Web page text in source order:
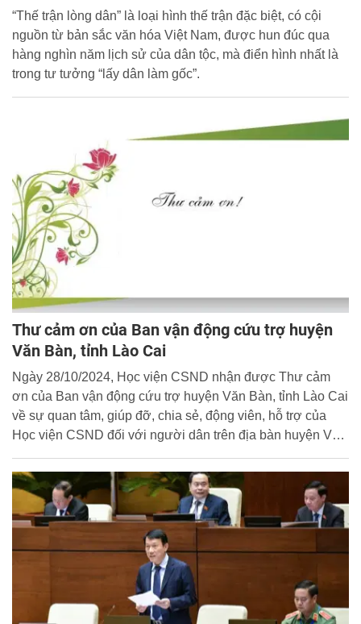
“Thế trận lòng dân” là loại hình thế trận đặc biệt, có cội
nguồn từ bản sắc văn hóa Việt Nam, được hun đúc qua
hàng nghìn năm lịch sử của dân tộc, mà điển hình nhất là
trong tư tưởng “lấy dân làm gốc”.
Thư cảm ơn của Ban vận động cứu trợ huyện
Văn Bàn, tỉnh Lào Cai
Ngày 28/10/2024, Học viện CSND nhận được Thư cảm
ơn của Ban vận động cứu trợ huyện Văn Bàn, tỉnh Lào Cai
về sự quan tâm, giúp đỡ, chia sẻ, động viên, hỗ trợ của
Học viện CSND đối với người dân trên địa bàn huyện Văn
tập Cổng thông tin điện tử Học viện trân trọng đăng tải toàn
văn Thư cảm ơn.